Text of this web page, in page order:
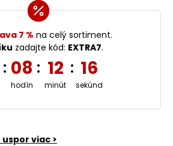
7 % na celý sortiment.
zadajte kód: EXTRA7.
: 08
hodín
: 12
minút
: 15
sekúnd
viac >